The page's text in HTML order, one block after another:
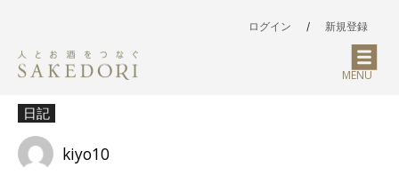
ログイン / 新規登録
MENU
日記
kiyo10